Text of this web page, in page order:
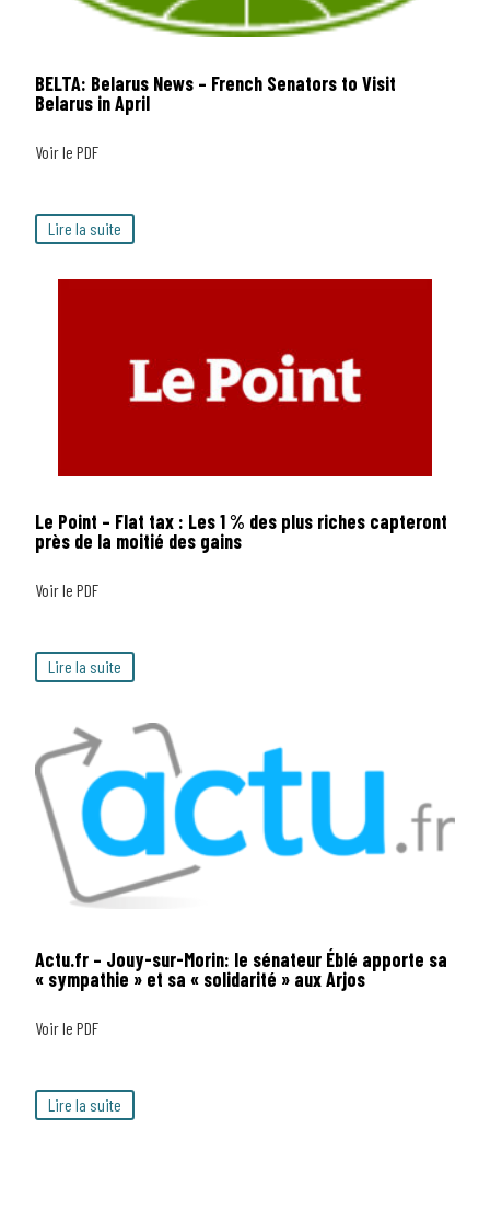
BELTA: Belarus News – French Senators to Visit
Belarus in April
Voir le PDF
Lire la suite
Le Point – Flat tax : Les 1 % des plus riches capteront
près de la moitié des gains
Voir le PDF
Lire la suite
Actu.fr – Jouy-sur-Morin: le sénateur Éblé apporte sa
« sympathie » et sa « solidarité » aux Arjos
Voir le PDF
Lire la suite